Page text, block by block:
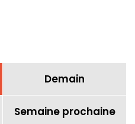
Demain
Semaine prochaine